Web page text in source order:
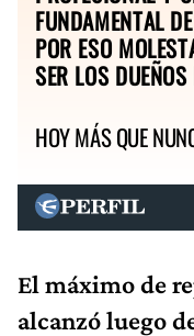
FUNDAMENTAL
POR ESO
SER LOS
HOY MÁS QUE
El máximo de
alcanzó luego